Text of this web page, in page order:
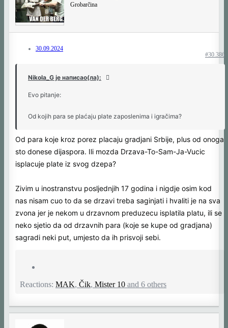
Grobarčina
30.09.2024
#30.386
Nikola_G је написао(ла):
Evo pitanje:
Od kojih para se plaćaju plate zaposlenima i igračima?
Od para koje kroz porez placaju gradjani Srbije, plus od onoga
sto donese dijaspora. Ili mozda Drzava-To-Sam-Ja-Vucic
isplacuje plate iz svog dzepa?
Zivim u inostranstvu posljednjih 17 godina i nigdje osim kod
nas nisam cuo to da se drzavi treba saginjati i hvaliti je na sva
zvona jer je nekom u drzavnom preduzecu isplatila platu, ili se
neko sjetio da od drzavnih para (koje se kupe od gradjana)
sagradi neki put, umjesto da ih prisvoji sebi.
Reactions: MAK, Čik, Mister 10 and 6 others